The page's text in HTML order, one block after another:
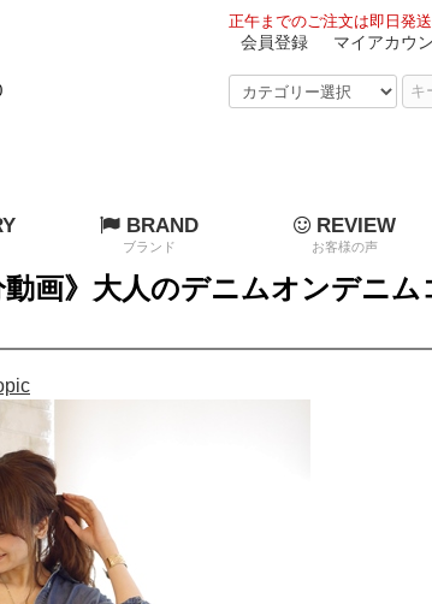
正午までのご注文は即日発
会員登録 マイアカウ
BRAND
ブランド
REVIEW
お客様の声
動画》大人のデニムオンデニ